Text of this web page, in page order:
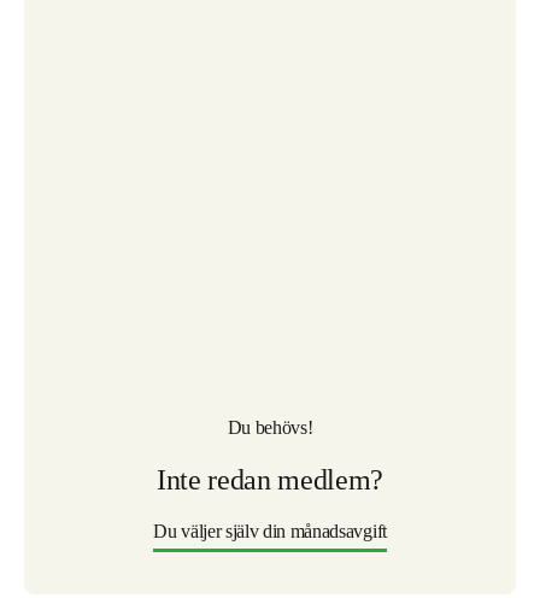
Du behövs!
Inte redan medlem?
Du väljer själv din månadsavgift